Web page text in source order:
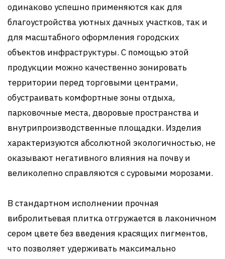
одинаково успешно применяются как для
благоустройства уютных дачных участков, так и
для масштабного оформления городских
объектов инфраструктуры. С помощью этой
продукции можно качественно зонировать
территории перед торговыми центрами,
обустраивать комфортные зоны отдыха,
парковочные места, дворовые пространства и
внутрипроизводственные площадки. Изделия
характеризуются абсолютной экологичностью, не
оказывают негативного влияния на почву и
великолепно справляются с суровыми морозами.
В стандартном исполнении прочная
вибролитьевая плитка отгружается в лаконичном
сером цвете без введения красящих пигментов,
что позволяет удерживать максимально